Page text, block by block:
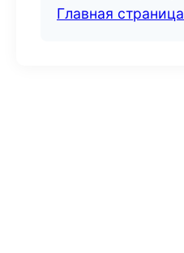
Главная страница